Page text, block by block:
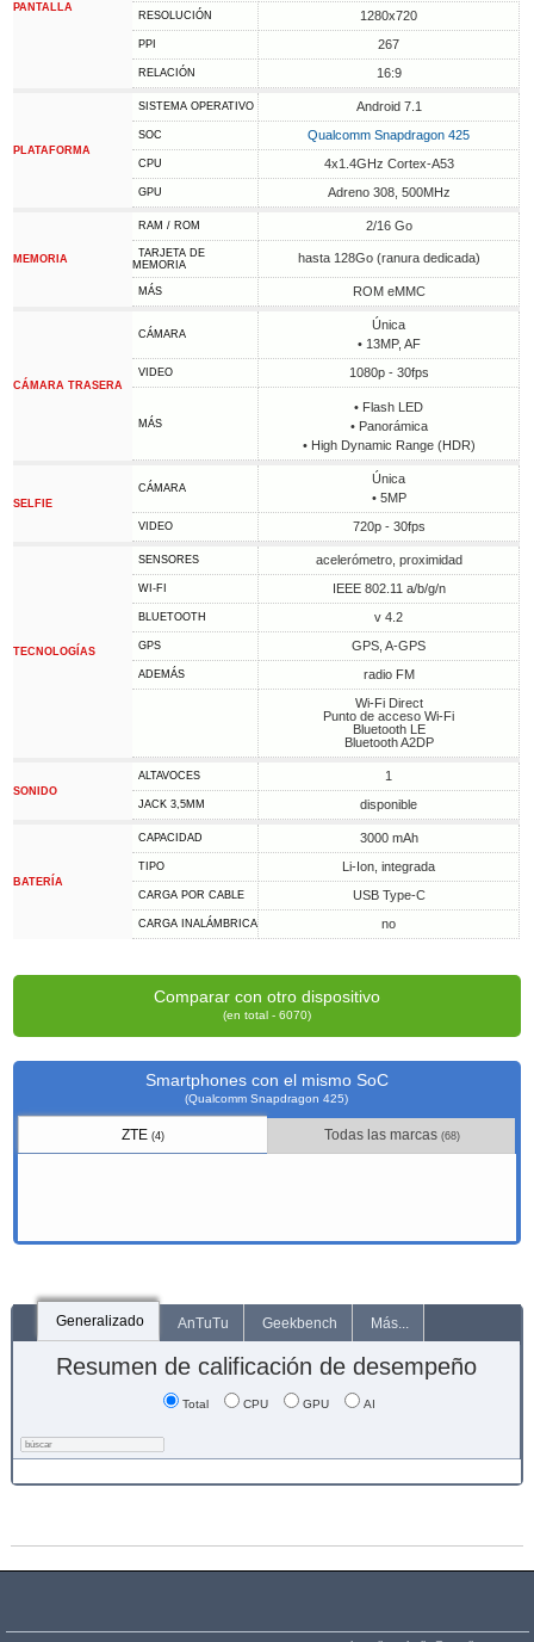
PANTALLA
RESOLUCIÓN 1280x720
PPI 267
RELACIÓN 16:9
PLATAFORMA
SISTEMA OPERATIVO Android 7.1
SOC Qualcomm Snapdragon 425
CPU 4x1.4GHz Cortex-A53
GPU Adreno 308, 500MHz
MEMORIA
RAM / ROM 2/16 Go
TARJETA DE
MEMORIA
hasta 128Go (ranura dedicada)
MÁS ROM eMMC
CÁMARA TRASERA
CÁMARA
Única
• 13MP, AF
VIDEO 1080p - 30fps
MÁS
• Flash LED
• Panorámica
• High Dynamic Range (HDR)
SELFIE
CÁMARA
Única
• 5MP
VIDEO 720p - 30fps
TECNOLOGÍAS
SENSORES acelerómetro, proximidad
WI-FI IEEE 802.11 a/b/g/n
BLUETOOTH v 4.2
GPS GPS, A-GPS
ADEMÁS
radio FM
Wi-Fi Direct
Punto de acceso Wi-Fi
Bluetooth LE
Bluetooth A2DP
SONIDO
ALTAVOCES 1
JACK 3,5MM disponible
BATERÍA
CAPACIDAD 3000 mAh
TIPO Li-Ion, integrada
CARGA POR CABLE USB Type-C
CARGA INALÁMBRICA no
Comparar con otro dispositivo
(en total - 6070)
Smartphones con el mismo SoC
(Qualcomm Snapdragon 425)
ZTE(4) Todas las marcas (68)
Generalizado AnTuTu Geekbench Más...
Resumen de calificación de desempeño
Total CPU GPU AI